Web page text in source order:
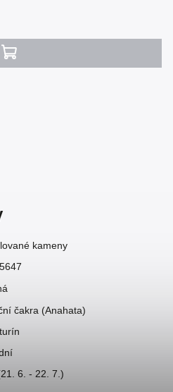
kameny
čakra (Anahata)
6. - 22. 7.)